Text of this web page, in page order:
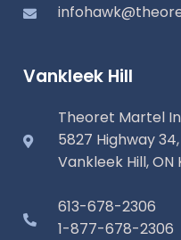
Vankleek Hill
Theoret Martel
5827 Highway 34,
Vankleek Hill, ON
613-678-2306
1-877-678-2306